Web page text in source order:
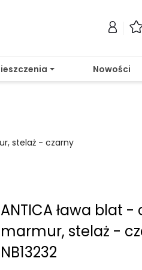
Nowości
stelaż - czarny
ANTICA ława blat -
marmur, stelaż -
NB13232